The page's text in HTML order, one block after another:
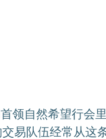
领自然希望行会
易队伍经常从这